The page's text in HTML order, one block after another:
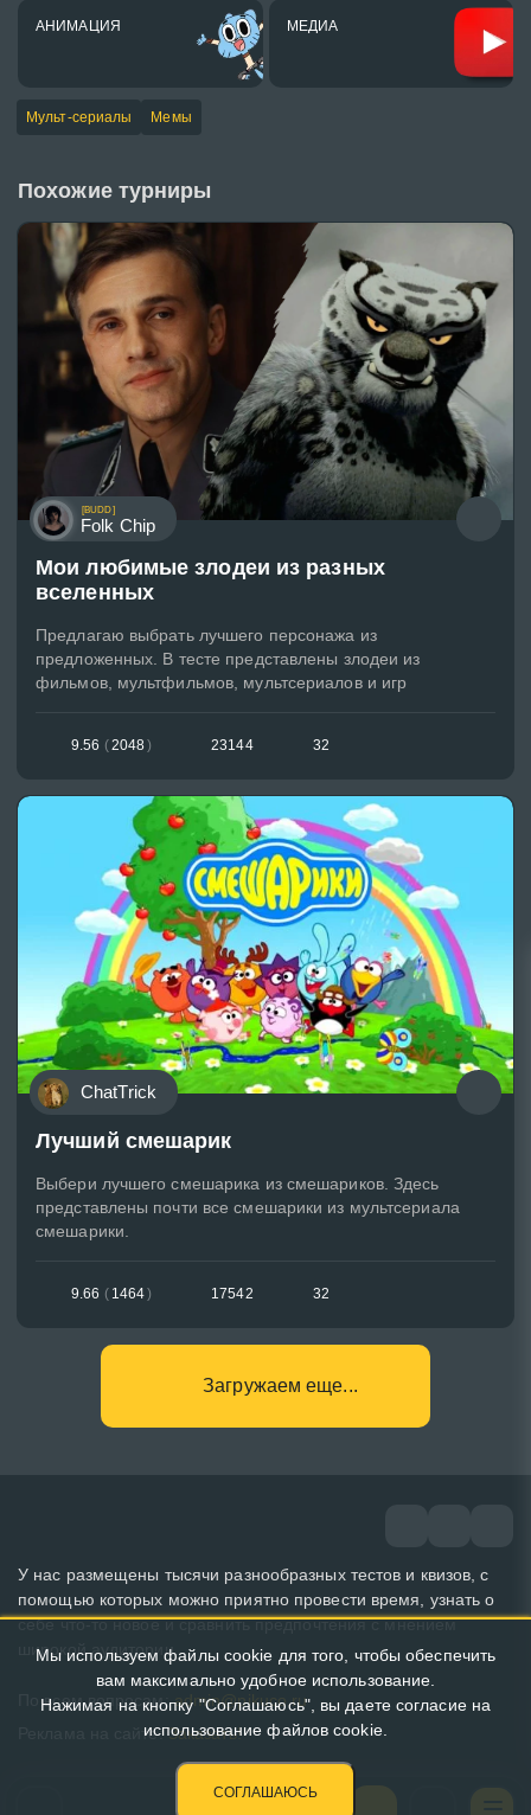
АНИМАЦИЯ МЕДИА
Мульт-сериалы Мемы
Похожие турниры
[BUDD]
Folk Chip
Мои любимые злодеи из разных
вселенных
Предлагаю выбрать лучшего персонажа из
предложенных. В тесте представлены злодеи из
фильмов, мультфильмов, мультсериалов и игр
9.56 (2048) 23144 32
ChatTrick
Лучший смешарик
Выбери лучшего смешарика из смешариков. Здесь
представлены почти все смешарики из мультсериала
смешарики.
9.66 ( 1464) 17542 32
Загружаем еще...
У нас размещены тысячи разнообразных тестов и квизов, с
помощью которых можно приятно провести время, узнать о
себе что-то новое и сравнить предпочтения с мнением
широкой аудитории.
По всем вопросам: admin@pikuco.ru
Реклама на сайте: Заказать!
Мы используем файлы cookie для того, чтобы обеспечить
вам максимально удобное использование.
Нажимая на кнопку "Соглашаюсь", вы даете согласие на
использование файлов cookie.
СОГЛАШАЮСЬ